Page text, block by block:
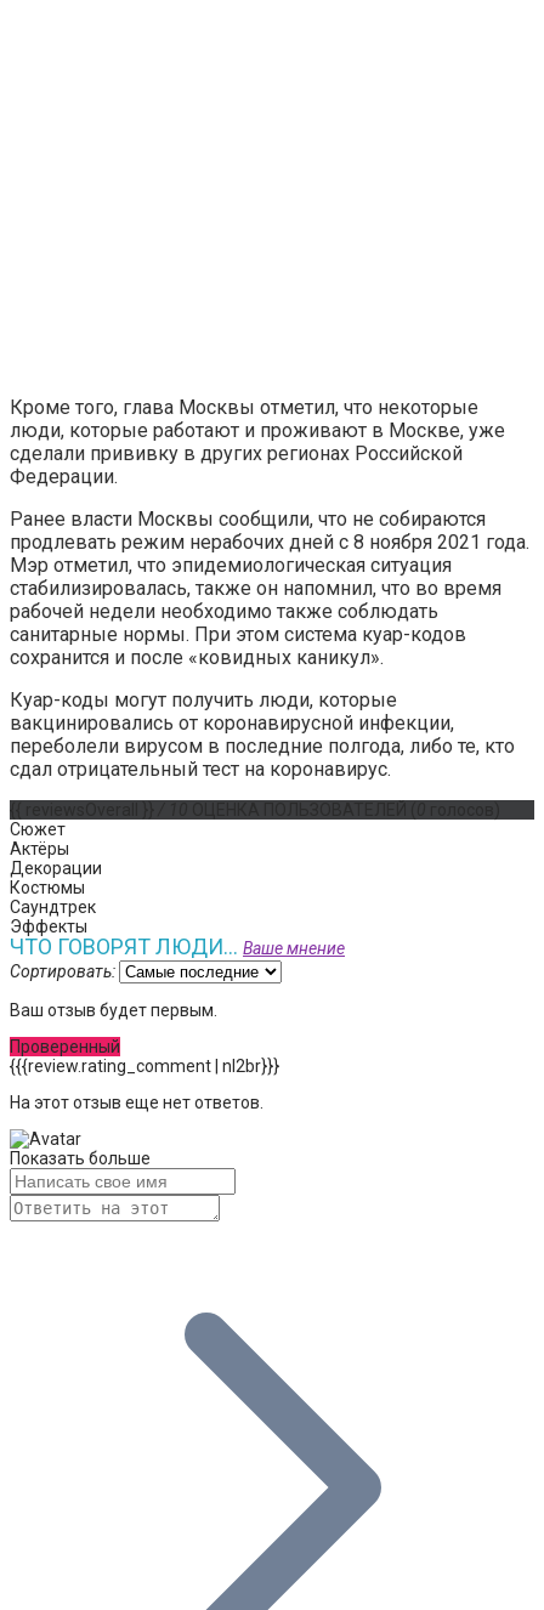
Кроме того, глава Москвы отметил, что некоторые
люди, которые работают и проживают в Москве, уже
сделали прививку в других регионах Российской
Федерации.
Ранее власти Москвы сообщили, что не собираются
продлевать режим нерабочих дней с 8 ноября 2021 года.
Мэр отметил, что эпидемиологическая ситуация
стабилизировалась, также он напомнил, что во время
рабочей недели необходимо также соблюдать
санитарные нормы. При этом система куар-кодов
сохранится и после «ковидных каникул».
Куар-коды могут получить люди, которые
вакцинировались от коронавирусной инфекции,
переболели вирусом в последние полгода, либо те, кто
сдал отрицательный тест на коронавирус.
Сюжет
Актёры
Декорации
Костюмы
Саундтрек
Эффекты
ЧТО ГОВОРЯТ ЛЮДИ... Ваше мнение
Сортировать:
Ваш отзыв будет первым.
Проверенный
{{{review.rating_comment | nl2br}}}
На этот отзыв еще нет ответов.
Показать больше